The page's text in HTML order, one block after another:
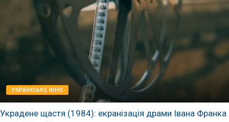
УКРАЇНСЬКЕ КІНО
Украдене щастя (1984): екранізація драми Івана Франка